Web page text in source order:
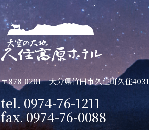
〒878-0201 大分県竹田市久住町久住4031
tel. 0974-76-1211
fax.0974-76-0088